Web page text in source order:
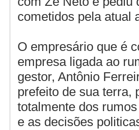
cometidos pela atual
O empresário que é
empresa ligada ao
gestor, Antônio
prefeito de sua terra,
totalmente dos
e as decisões